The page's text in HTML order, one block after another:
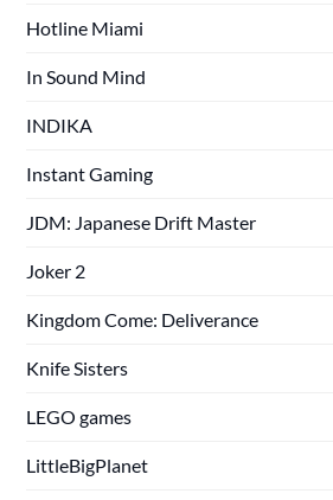
Hotline Miami
In Sound Mind
INDIKA
Instant Gaming
JDM: Japanese Drift Master
Joker 2
Kingdom Come: Deliverance
Knife Sisters
LEGO games
LittleBigPlanet